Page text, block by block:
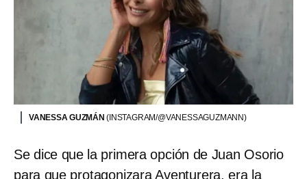
VANESSA GUZMÁN(INSTAGRAM/@VANESSAGUZMANN)
Se dice que la primera opción de Juan Osorio
para que protagonizara Aventurera, era la